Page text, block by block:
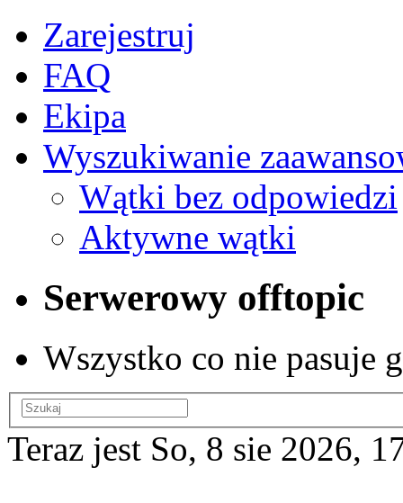
Zarejestruj
FAQ
Ekipa
Wyszukiwanie
Wątki bez odpowiedzi
Aktywne wątki
Serwerowy offtopic
Wszystko co nie pasuje
Teraz jest So, 8 sie 2026,